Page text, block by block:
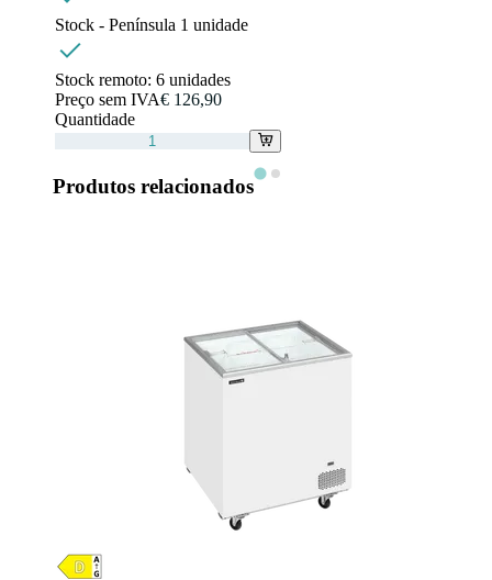
Stock - Península 1 unidade
Stock remoto: 6 unidades
Preço sem IVA€ 126,90
Quantidade
Produtos relacionados